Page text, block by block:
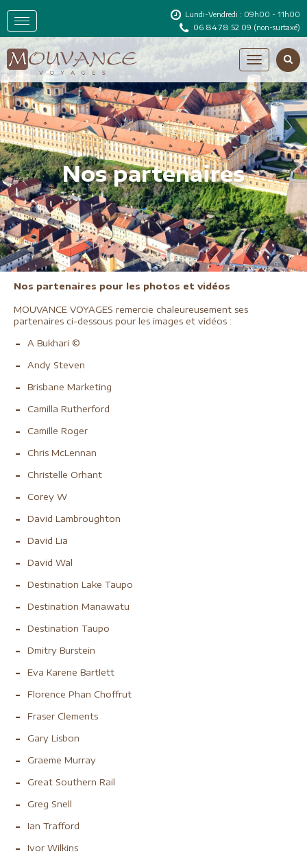
Lundi-Vendredi : 09h00 - 11h00
06 84 78 52 09 (non-surtaxé)
Nos partenaires
Nos partenaires pour les photos et vidéos
MOUVANCE VOYAGES remercie chaleureusement ses
partenaires ci-dessous pour les images et vidéos :
A Bukhari ©
Andy Steven
Brisbane Marketing
Camilla Rutherford
Camille Roger
Chris McLennan
Christelle Orhant
Corey W
David Lambroughton
David Lia
David Wal
Destination Lake Taupo
Destination Manawatu
Destination Taupo
Dmitry Burstein
Eva Karene Bartlett
Florence Phan Choffrut
Fraser Clements
Gary Lisbon
Graeme Murray
Great Southern Rail
Greg Snell
Ian Trafford
Ivor Wilkins